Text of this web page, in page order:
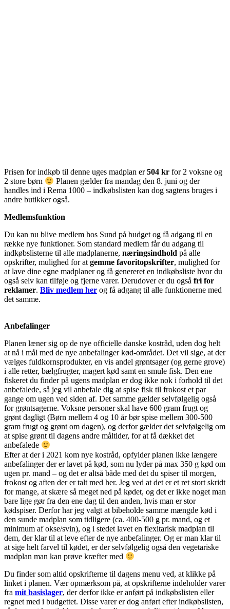
Prisen for indkøb til denne uges madplan er504 kr for 2 voksne og
2 store børn
Planen gælder fra mandag den 8. juni og der
handles ind i Rema 1000 – indkøbslisten kan dog sagtens bruges i
andre butikker også.
Medlemsfunktion
Du kan nu blive medlem hos Sund på budget og få adgang til en
række nye funktioner. Som standard medlem får du adgang til
indkøbslisterne til alle madplanerne, næringsindhold på alle
opskrifter, mulighed for atgemme favoritopskrifter, mulighed for
at lave dine egne madplaner og få genereret en indkøbsliste hvor du
også selv kan tilføje og fjerne varer. Derudover er du også fri for
reklamer. Bliv medlem her og få adgang til alle funktionerne med
det samme.
Anbefalinger
Planen læner sig op de nye officielle danske kostråd, uden dog helt
at nå i mål med de nye anbefalinger kød-området. Det vil sige, at der
vælges fuldkornsprodukter, en vis andel grøntsager (og gerne grove)
i alle retter, bælgfrugter, magert kød samt en smule fisk. Den ene
fiskeret du finder på ugens madplan er dog ikke nok i forhold til det
anbefalede, så jeg vil anbefale dig at spise fisk til frokost et par
gange om ugen ved siden af. Det samme gælder selvfølgelig også
for grøntsagerne. Voksne personer skal have 600 gram frugt og
grønt dagligt (Børn mellem 4 og 10 år bør spise mellem 300-500
gram frugt og grønt om dagen), og derfor gælder det selvfølgelig om
at spise grønt til dagens andre måltider, for at få dækket det
anbefalede
Efter at der i 2021 kom nye kostråd, opfylder planen ikke længere
anbefalinger der er lavet på kød, som nu lyder på max 350 g kød om
ugen pr. mand – og det er altså både med det du spiser til morgen,
frokost og aften der er talt med her. Jeg ved at det er et ret stort skridt
for mange, at skære så meget ned på kødet, og det er ikke noget man
bare lige gør fra den ene dag til den anden, hvis man er stor
kødspiser. Derfor har jeg valgt at bibeholde samme mængde kød i
den sunde madplan som tidligere (ca. 400-500 g pr. mand, og et
minimum af okse/svin), og i stedet lavet en flexitarisk madplan til
dem, der klar til at leve efter de nye anbefalinger. Og er man klar til
at sige helt farvel til kødet, er der selvfølgelig også den vegetariske
madplan man kan prøve kræfter med
Du finder som altid opskrifterne til dagens menu ved, at klikke på
linket i planen. Vær opmærksom på, at opskrifterne indeholder varer
fra mit basislager, der derfor ikke er anført på indkøbslisten eller
regnet med i budgettet. Disse varer er dog anført efter indkøbslisten,